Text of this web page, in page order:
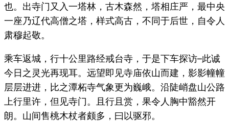
也。出寺门又入一塔林，古木森然，塔相庄严，最中央
一座乃辽代高僧之塔，样式高古，不同于后世，自令人
肃穆起敬。
乘车返城，行十公里路经戒台寺，于是下车探访–此诚
今日之灵光再现耳。远望即见寺庙依山而建，影影幢幢
层层进进，比之潭柘寺气象更为巍峨。沿陡峭盘山公路
上行里许，但见寺门。且行且赏，果令人胸中豁然开
朗。山间售桃木杖者颇多，曰以驱邪。